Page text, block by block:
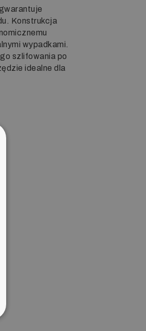
Konstrukcja
wypadkami.
szlifowania po
idealne dla